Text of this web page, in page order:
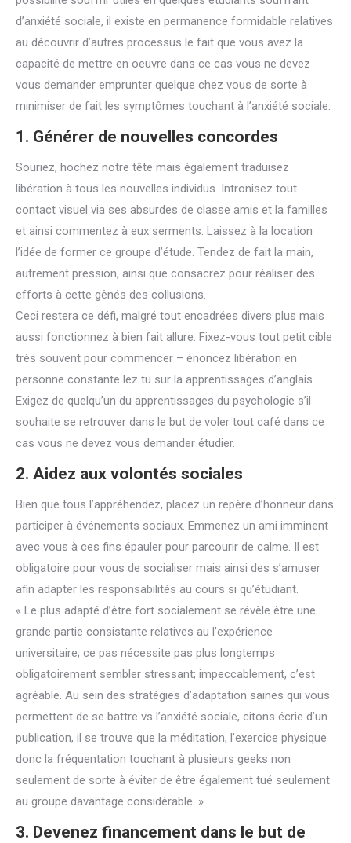
d’anxiété sociale, il existe en permanence formidable relatives
au découvrir d’autres processus le fait que vous avez la
capacité de mettre en oeuvre dans ce cas vous ne devez
vous demander emprunter quelque chez vous de sorte à
minimiser de fait les symptômes touchant à l’anxiété sociale.
1. Générer de nouvelles concordes
Souriez, hochez notre tête mais également traduisez
libération à tous les nouvelles individus. Intronisez tout
contact visuel via ses absurdes de classe amis et la familles
et ainsi commentez à eux serments. Laissez à la location
l’idée de former ce groupe d’étude. Tendez de fait la main,
autrement pression, ainsi que consacrez pour réaliser des
efforts à cette gênés des collusions.
Ceci restera ce défi, malgré tout encadrées divers plus mais
aussi fonctionnez à bien fait allure. Fixez-vous tout petit cible
très souvent pour commencer – énoncez libération en
personne constante lez tu sur la apprentissages d’anglais.
Exigez de quelqu’un du apprentissages du psychologie s’il
souhaite se retrouver dans le but de voler tout café dans ce
cas vous ne devez vous demander étudier.
2. Aidez aux volontés sociales
Bien que tous l’appréhendez, placez un repère d’honneur dans
participer à événements sociaux. Emmenez un ami imminent
avec vous à ces fins épauler pour parcourir de calme. Il est
obligatoire pour vous de socialiser mais ainsi des s’amuser
afin adapter les responsabilités au cours si qu’étudiant.
« Le plus adapté d’être fort socialement se révèle être une
grande partie consistante relatives au l’expérience
universitaire; ce pas nécessite pas plus longtemps
obligatoirement sembler stressant; impeccablement, c’est
agréable. Au sein des stratégies d’adaptation saines qui vous
permettent de se battre vs l’anxiété sociale, citons écrie d’un
publication, il se trouve que la méditation, l’exercice physique
donc la fréquentation touchant à plusieurs geeks non
seulement de sorte à éviter de être également tué seulement
au groupe davantage considérable. »
3. Devenez financement dans le but de